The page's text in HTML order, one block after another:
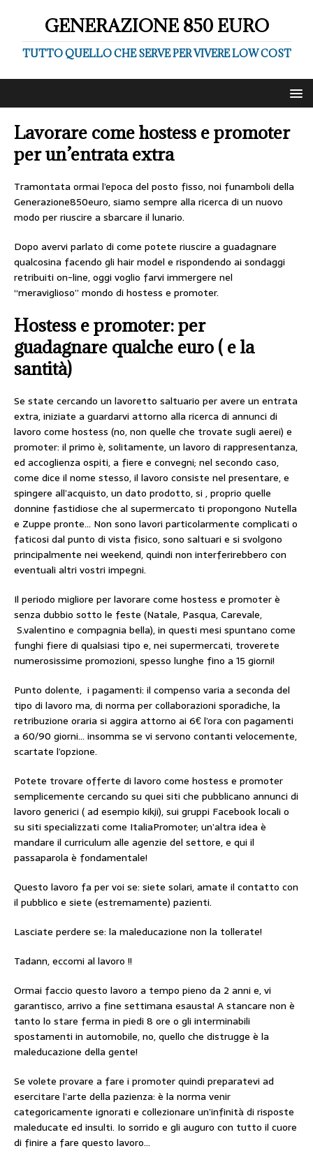
GENERAZIONE 850 EURO
TUTTO QUELLO CHE SERVE PER VIVERE LOW COST
Lavorare come hostess e promoter
per un’entrata extra
Tramontata ormai l’epoca del posto fisso, noi funamboli della
Generazione850euro, siamo sempre alla ricerca di un nuovo
modo per riuscire a sbarcare il lunario.
Dopo avervi parlato di come potete riuscire a guadagnare
qualcosina facendo gli hair model e rispondendo ai sondaggi
retribuiti on-line, oggi voglio farvi immergere nel
“meraviglioso” mondo di hostess e promoter.
Hostess e promoter: per
guadagnare qualche euro ( e la
santità)
Se state cercando un lavoretto saltuario per avere un entrata
extra, iniziate a guardarvi attorno alla ricerca di annunci di
lavoro come hostess (no, non quelle che trovate sugli aerei) e
promoter: il primo è, solitamente, un lavoro di rappresentanza,
ed accoglienza ospiti, a fiere e convegni; nel secondo caso,
come dice il nome stesso, il lavoro consiste nel presentare, e
spingere all’acquisto, un dato prodotto, si , proprio quelle
donnine fastidiose che al supermercato ti propongono Nutella
e Zuppe pronte… Non sono lavori particolarmente complicati o
faticosi dal punto di vista fisico, sono saltuari e si svolgono
principalmente nei weekend, quindi non interferirebbero con
eventuali altri vostri impegni.
Il periodo migliore per lavorare come hostess e promoter è
senza dubbio sotto le feste (Natale, Pasqua, Carevale,
S.valentino e compagnia bella), in questi mesi spuntano come
funghi fiere di qualsiasi tipo e, nei supermercati, troverete
numerosissime promozioni, spesso lunghe fino a 15 giorni!
Punto dolente, i pagamenti: il compenso varia a seconda del
tipo di lavoro ma, di norma per collaborazioni sporadiche, la
retribuzione oraria si aggira attorno ai 6€ l’ora con pagamenti
a 60/90 giorni… insomma se vi servono contanti velocemente,
scartate l’opzione.
Potete trovare offerte di lavoro come hostess e promoter
semplicemente cercando su quei siti che pubblicano annunci di
lavoro generici ( ad esempio kikji), sui gruppi Facebook locali o
su siti specializzati come ItaliaPromoter; un’altra idea è
mandare il curriculum alle agenzie del settore, e qui il
passaparola è fondamentale!
Questo lavoro fa per voi se: siete solari, amate il contatto con
il pubblico e siete (estremamente) pazienti.
Lasciate perdere se: la maleducazione non la tollerate!
Tadann, eccomi al lavoro !!
Ormai faccio questo lavoro a tempo pieno da 2 anni e, vi
garantisco, arrivo a fine settimana esausta! A stancare non è
tanto lo stare ferma in piedi 8 ore o gli interminabili
spostamenti in automobile, no, quello che distrugge è la
maleducazione della gente!
Se volete provare a fare i promoter quindi preparatevi ad
esercitare l’arte della pazienza: è la norma venir
categoricamente ignorati e collezionare un’infinità di risposte
maleducate ed insulti. Io sorrido e gli auguro con tutto il cuore
di finire a fare questo lavoro…